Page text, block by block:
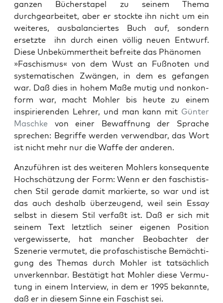
ganzen Büch­er­stapel zu seinem The­ma
durchgear­beit­et, aber er stock­te ihn nicht um ein
weit­eres, aus­bal­anciertes Buch auf, son­dern
erset­zte ihn durch einen völ­lig neuen Entwurf.
Diese Unbeküm­mertheit befre­ite das Phänomen
»Faschis­mus« von dem Wust an Fußnoten und
sys­tem­a­tis­chen Zwän­gen, in dem es gefan­gen
war. Daß dies in hohem Maße mutig und nonkon­
form war, macht Mohler bis heute zu einem
inspiri­eren­den Lehrer, und man kann mit Gün­ter
Maschke von ein­er Bewaffnung der Sprache
sprechen: Begriffe wer­den ver­wend­bar, das Wort
ist nicht mehr nur die Waffe der anderen.
Anzuführen ist des weit­eren Mohlers kon­se­quente
Hochschätzung der Form: Wenn er den faschis­tis­
chen Stil ger­ade damit markierte, so war und ist
das auch deshalb überzeu­gend, weil sein Essay
selb­st in diesem Stil ver­faßt ist. Daß er sich mit
seinem Text let­ztlich sein­er eige­nen Posi­tion
vergewis­serte, hat manch­er Beobachter der
Szener­ie ver­mutet, die pro­faschis­tis­che Bemäch­ti­
gung des The­mas durch Mohler ist tat­säch­lich
unverkennbar. Bestätigt hat Mohler diese Ver­mu­
tung in einem Inter­view, in dem er 1995 bekan­nte,
daß er in diesem Sinne ein Faschist sei.